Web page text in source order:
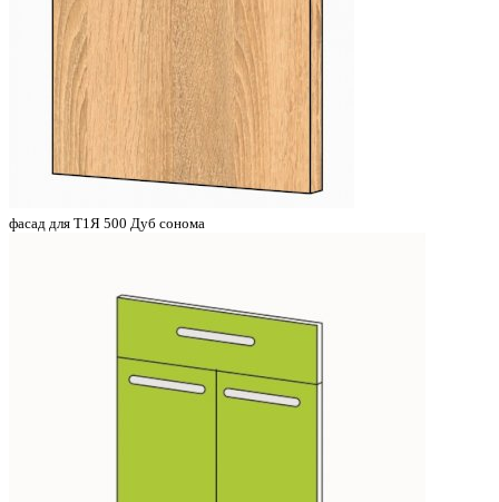
фасад для Т1Я 500 Дуб сонома